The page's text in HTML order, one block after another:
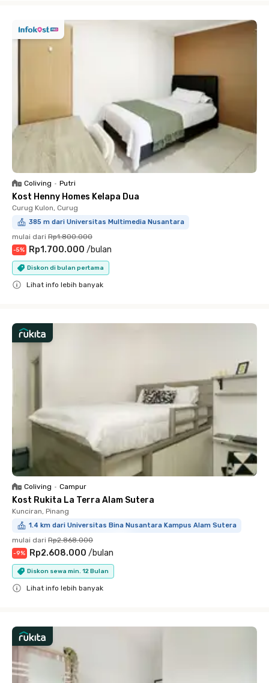
Coliving • Putri
Kost Henny Homes Kelapa Dua
Curug Kulon, Curug
385 m dari Universitas Multimedia Nusantara
mulai dari Rp1.800.000
-5% Rp1.700.000 /bulan
Diskon di bulan pertama
Lihat info lebih banyak
Coliving • Campur
Kost Rukita La Terra Alam Sutera
Kunciran, Pinang
1.4 km dari Universitas Bina Nusantara Kampus Alam Sutera
mulai dari Rp2.868.000
-9% Rp2.608.000 /bulan
Diskon sewa min. 12 Bulan
Lihat info lebih banyak